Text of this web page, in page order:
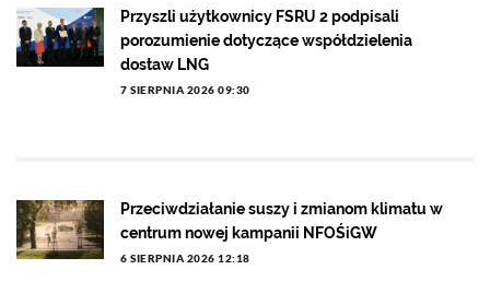
Przyszli użytkownicy FSRU 2 podpisali
porozumienie dotyczące współdzielenia
dostaw LNG
7 SIERPNIA 2026 09:30
Przeciwdziałanie suszy i zmianom klimatu w
centrum nowej kampanii NFOŚiGW
6 SIERPNIA 2026 12:18